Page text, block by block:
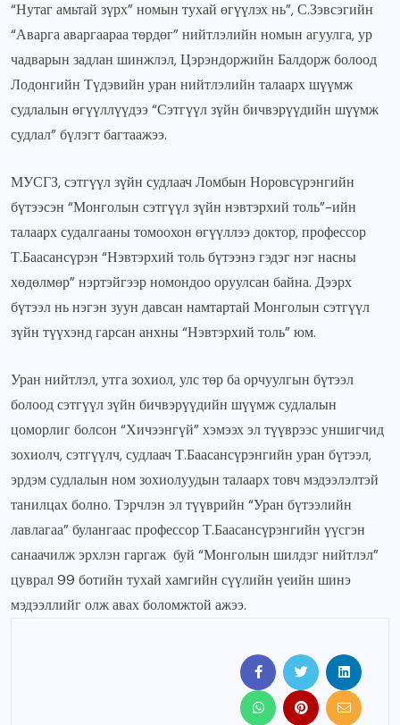
“Нутаг амьтай зүрх” номын тухай өгүүлэх нь”, С.Зэвсэгийн
“Аварга аваргаараа төрдөг” нийтлэлийн номын агуулга, ур
чадварын задлан шинжлэл, Цэрэндоржийн Балдорж болоод
Лодонгийн Түдэвийн уран нийтлэлийн талаарх шүүмж
судлалын өгүүллүүдээ “Сэтгүүл зүйн бичвэрүүдийн шүүмж
судлал” бүлэгт багтаажээ.
МУСГЗ, сэтгүүл зүйн судлаач Ломбын Норовсүрэнгийн
бүтээсэн “Монголын сэтгүүл зүйн нэвтэрхий толь”-ийн
талаарх судалгааны томоохон өгүүллээ доктор, профессор
Т.Баасансүрэн “Нэвтэрхий толь бүтээнэ гэдэг нэг насны
хөдөлмөр” нэртэйгээр номондоо оруулсан байна. Дээрх
бүтээл нь нэгэн зуун давсан намтартай Монголын сэтгүүл
зүйн түүхэнд гарсан анхны “Нэвтэрхий толь” юм.
Уран нийтлэл, утга зохиол, улс төр ба орчуулгын бүтээл
болоод сэтгүүл зүйн бичвэрүүдийн шүүмж судлалын
цоморлиг болсон “Хичээнгүй” хэмээх эл түүврээс уншигчид
зохиолч, сэтгүүлч, судлаач Т.Баасансүрэнгийн уран бүтээл,
эрдэм судлалын ном зохиолуудын талаарх товч мэдээлэлтэй
танилцах болно. Тэрчлэн эл түүврийн “Уран бүтээлийн
лавлагаа” булангаас профессор Т.Баасансүрэнгийн үүсгэн
санаачилж эрхлэн гаргаж буй “Монголын шилдэг нийтлэл”
цуврал 99 ботийн тухай хамгийн сүүлийн үеийн шинэ
мэдээллийг олж авах боломжтой ажээ.